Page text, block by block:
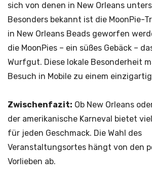
sich von denen in New Orleans
Besonders bekannt ist die MoonPie-
in New Orleans Beads geworfen
die MoonPies – ein süßes Gebäck –
Wurfgut. Diese lokale Besonderheit
Besuch in Mobile zu einem
Zwischenfazit: Ob New Orleans
der amerikanische Karneval bietet
für jeden Geschmack. Die Wahl des
Veranstaltungsortes hängt von den
Vorlieben ab.